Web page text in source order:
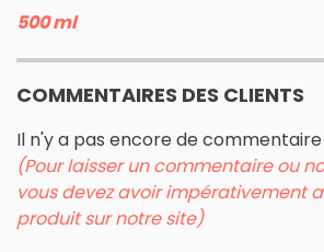
500 ml
COMMENTAIRES DES CLIENTS
Il n'y a pas encore de
(Pour laisser un commentaire ou
vous devez avoir impérativement
produit sur notre site)